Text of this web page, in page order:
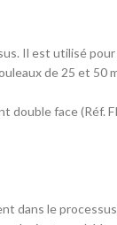
Il est utilisé
de 25 et
double face (Réf.
dans le